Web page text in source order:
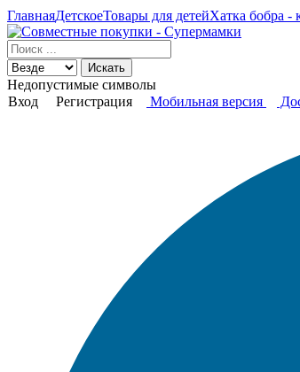
ГлавнаяДетскоеТовары для детейХатка бобра -
Искать
Недопустимые символы
Вход
Регистрация Мобильная версия